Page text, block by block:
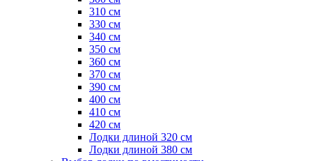
310 см
330 см
340 см
350 см
360 см
370 см
390 см
400 см
410 см
420 см
Лодки длиной 320 см
Лодки длиной 380 см